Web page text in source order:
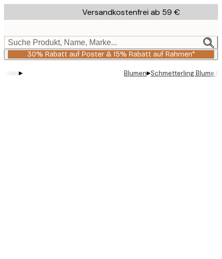
to
content.
Versandkostenfrei ab 59 €
Suche Produkt, Name, Marke...
30% Rabatt auf Poster & 15% Rabatt auf Rahmen*
▸ Blumen▸Schmetterling Blume